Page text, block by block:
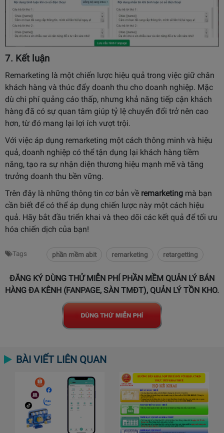
7. Kết luận
Remarketing là một chiến lược hiệu quả trong việc giữ chân
khách hàng và thúc đẩy doanh thu cho doanh nghiệp. Mặc
dù chi phí quảng cáo thấp, nhưng khả năng tiếp cận khách
hàng đã có sự quan tâm giúp tỷ lệ chuyển đổi trở nên cao
hơn, từ đó mang lại lợi ích vượt trội.
Với việc áp dụng remarketing một cách thông minh và hiệu
quả, doanh nghiệp có thể tận dụng lại khách hàng tiềm
năng, tạo ra sự nhận diện thương hiệu mạnh mẽ và tăng
trưởng doanh thu bền vững.
Trên đây là những thông tin cơ bản về remarketing mà bạn
cần biết để có thể áp dụng chiến lược này một cách hiệu
quả. Hãy bắt đầu triển khai và theo dõi các kết quả để tối ưu
hóa chiến dịch của bạn!
Tags phần mềm abit remarketing retargetting
ĐĂNG KÝ DÙNG THỬ MIỄN PHÍ PHẦN MỀM QUẢN LÝ BÁN
HÀNG ĐA KÊNH (FANPAGE, SÀN TMĐT), QUẢN LÝ TỒN KHO.
BÀI VIẾT LIÊN QUAN